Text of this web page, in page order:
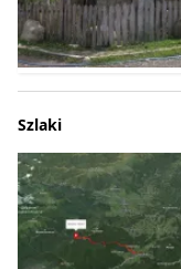
Szlaki